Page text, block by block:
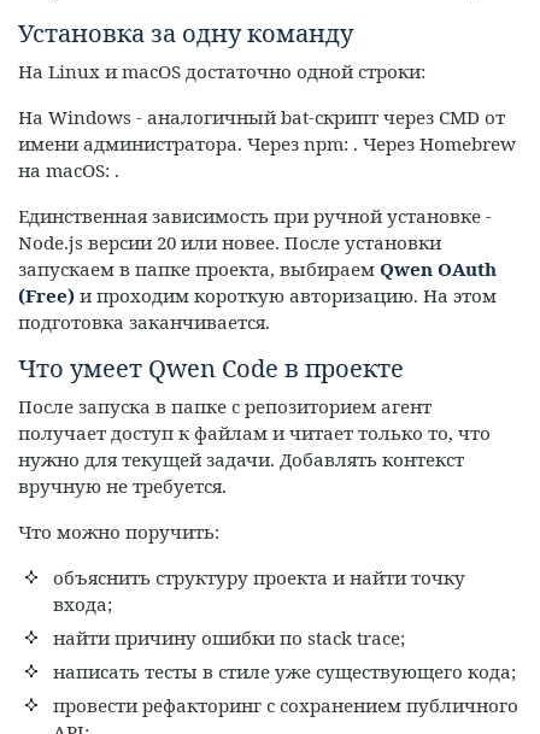
Установка за одну команду
На Linux и macOS достаточно одной строки:
На Windows - аналогичный bat-скрипт через CMD от
имени администратора. Через npm: . Через Homebrew
на macOS: .
Единственная зависимость при ручной установке -
Node.js версии 20 или новее. После установки
запускаем в папке проекта, выбираем Qwen OAuth
(Free) и проходим короткую авторизацию. На этом
подготовка заканчивается.
Что умеет Qwen Code в проекте
После запуска в папке с репозиторием агент
получает доступ к файлам и читает только то, что
нужно для текущей задачи. Добавлять контекст
вручную не требуется.
Что можно поручить:
объяснить структуру проекта и найти точку
входа;
найти причину ошибки по stack trace;
написать тесты в стиле уже существующего кода;
провести рефакторинг с сохранением публичного